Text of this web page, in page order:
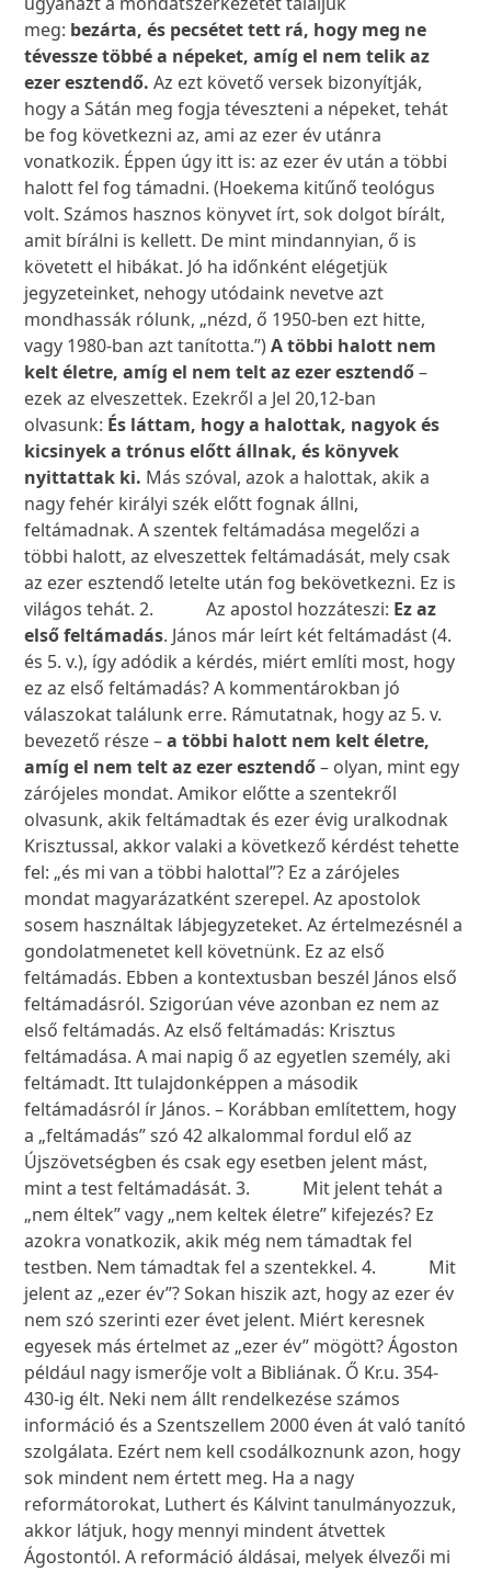
meg: bezárta, és pecsétet tett rá, hogy meg ne
tévessze többé a népeket, amíg el nem telik az
ezer esztendő. Az ezt követő versek bizonyítják,
hogy a Sátán meg fogja téveszteni a népeket, tehát
be fog következni az, ami az ezer év utánra
vonatkozik. Éppen úgy itt is: az ezer év után a többi
halott fel fog támadni. (Hoekema kitűnő teológus
volt. Számos hasznos könyvet írt, sok dolgot bírált,
amit bírálni is kellett. De mint mindannyian, ő is
követett el hibákat. Jó ha időnként elégetjük
jegyzeteinket, nehogy utódaink nevetve azt
mondhassák rólunk, „nézd, ő 1950-ben ezt hitte,
vagy 1980-ban azt tanította.”)A többi halott nem
kelt életre, amíg el nem telt az ezer esztendő–
ezek az elveszettek. Ezekről a Jel 20,12-ban
olvasunk: És láttam, hogy a halottak, nagyok és
kicsinyek a trónus előtt állnak, és könyvek
nyittattak ki. Más szóval, azok a halottak, akik a
nagy fehér királyi szék előtt fognak állni,
feltámadnak. A szentek feltámadása megelőzi a
többi halott, az elveszettek feltámadását, mely csak
az ezer esztendő letelte után fog bekövetkezni. Ez is
világos tehát. 2. Az apostol hozzáteszi: Ez az
első feltámadás. János már leírt két feltámadást (4.
és 5. v.), így adódik a kérdés, miért említi most, hogy
ez az első feltámadás? A kommentárokban jó
válaszokat találunk erre. Rámutatnak, hogy az 5. v.
bevezető része –a többi halott nem kelt életre,
amíg el nem telt az ezer esztendő– olyan, mint egy
zárójeles mondat. Amikor előtte a szentekről
olvasunk, akik feltámadtak és ezer évig uralkodnak
Krisztussal, akkor valaki a következő kérdést tehette
fel: „és mi van a többi halottal”? Ez a zárójeles
mondat magyarázatként szerepel. Az apostolok
sosem használtak lábjegyzeteket. Az értelmezésnél a
gondolatmenetet kell követnünk. Ez az első
feltámadás. Ebben a kontextusban beszél János első
feltámadásról. Szigorúan véve azonban ez nem az
első feltámadás. Az első feltámadás: Krisztus
feltámadása. A mai napig ő az egyetlen személy, aki
feltámadt. Itt tulajdonképpen a második
feltámadásról ír János. – Korábban említettem, hogy
a „feltámadás” szó 42 alkalommal fordul elő az
Újszövetségben és csak egy esetben jelent mást,
mint a test feltámadását. 3. Mit jelent tehát a
„nem éltek” vagy „nem keltek életre” kifejezés? Ez
azokra vonatkozik, akik még nem támadtak fel
testben. Nem támadtak fel a szentekkel. 4. Mit
jelent az „ezer év”? Sokan hiszik azt, hogy az ezer év
nem szó szerinti ezer évet jelent. Miért keresnek
egyesek más értelmet az „ezer év” mögött? Ágoston
például nagy ismerője volt a Bibliának. Ő Kr.u. 354-
430-ig élt. Neki nem állt rendelkezése számos
információ és a Szentszellem 2000 éven át való tanító
szolgálata. Ezért nem kell csodálkoznunk azon, hogy
sok mindent nem értett meg. Ha a nagy
reformátorokat, Luthert és Kálvint tanulmányozzuk,
akkor látjuk, hogy mennyi mindent átvettek
Ágostontól. A reformáció áldásai, melyek élvezői mi